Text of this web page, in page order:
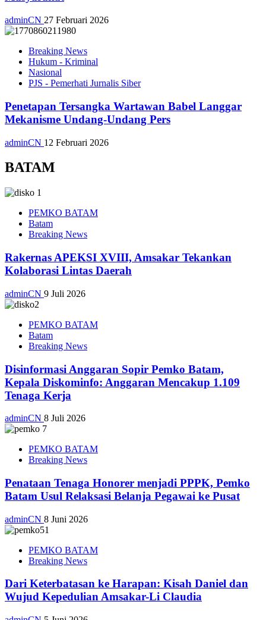
adminCN 27 Februari 2026
Breaking News
Hukum - Kriminal
Nasional
PJS - Pemerhati Jurnalis Siber
Penetapan Tersangka Wartawan Babel Langgar
Mekanisme Undang-Undang Pers
adminCN 12 Februari 2026
BATAM
PEMKO BATAM
Batam
Breaking News
Rakernas APEKSI XVIII, Amsakar Tekankan
Kolaborasi Lintas Daerah
adminCN 9 Juli 2026
PEMKO BATAM
Batam
Breaking News
Disinformasi Anggaran Sopir Pemko Batam,
Kepala Diskominfo: Anggaran Mencakup 1.109
Tenaga Kerja
adminCN 8 Juli 2026
PEMKO BATAM
Breaking News
Penataan Tenaga Honorer menjadi PPPK, Pemko
Batam Usul Relaksasi Belanja Pegawai ke Pusat
adminCN 8 Juni 2026
PEMKO BATAM
Breaking News
Dari Keterbatasan ke Harapan: Kisah Daniel dan
Wujud Kepedulian Amsakar-Li Claudia